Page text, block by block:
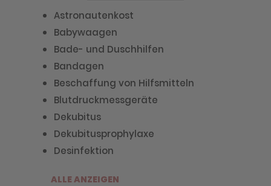
Astronautenkost
Babywaagen
Bade- und Duschhilfen
Bandagen
Beschaffung von Hilfsmitteln
Blutdruckmessgeräte
Dekubitus
Dekubitusprophylaxe
Desinfektion
ALLE ANZEIGEN